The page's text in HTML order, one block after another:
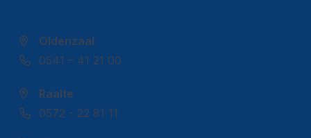
Oldenzaal
0541 – 41 21 00
Raalte
0572 - 22 81 11